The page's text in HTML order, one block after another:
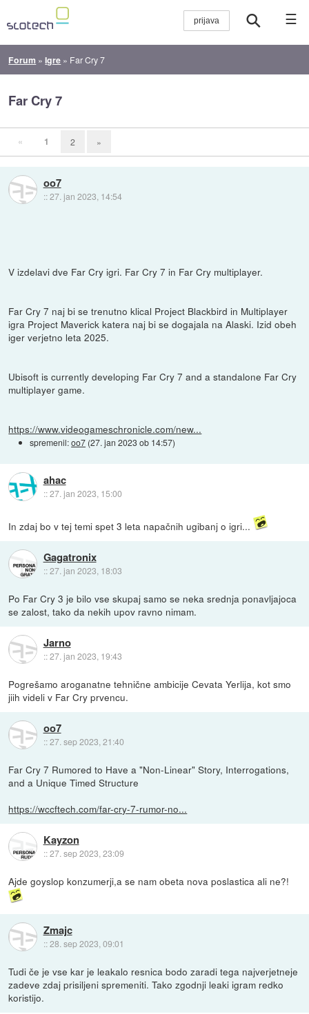
☰
Forum »Igre » Far Cry 7
Far Cry 7
« 1 2 »
oo7
::27. jan 2023, 14:54
V izdelavi dve Far Cry igri. Far Cry 7 in Far Cry multiplayer.
Far Cry 7 naj bi se trenutno klical Project Blackbird in Multiplayer
igra Project Maverick katera naj bi se dogajala na Alaski. Izid obeh
iger verjetno leta 2025.
Ubisoft is currently developing Far Cry 7 and a standalone Far Cry
multiplayer game.
https://www.videogameschronicle.com/new...
spremenil:oo7 (27. jan 2023 ob 14:57)
ahac
::27. jan 2023, 15:00
In zdaj bo v tej temi spet 3 leta napačnih ugibanj o igri...
Gagatronix
::27. jan 2023, 18:03
Po Far Cry 3 je bilo vse skupaj samo se neka srednja ponavljajoca
se zalost, tako da nekih upov ravno nimam.
Jarno
::27. jan 2023, 19:43
Pogrešamo aroganatne tehnične ambicije Cevata Yerlija, kot smo
jiih videli v Far Cry prvencu.
oo7
::27. sep 2023, 21:40
Far Cry 7 Rumored to Have a "Non-Linear" Story, Interrogations,
and a Unique Timed Structure
https://wccftech.com/far-cry-7-rumor-no...
Kayzon
::27. sep 2023, 23:09
Ajde goyslop konzumerji,a se nam obeta nova poslastica ali ne?!
Zmajc
::28. sep 2023, 09:01
Tudi če je vse kar je leakalo resnica bodo zaradi tega najverjetneje
zadeve zdaj prisiljeni spremeniti. Tako zgodnji leaki igram redko
koristijo.